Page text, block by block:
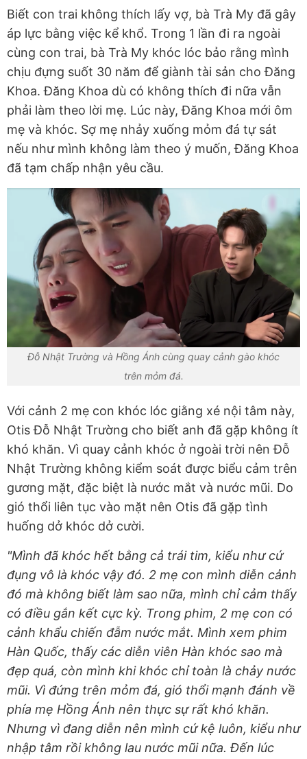
Biết con trai không thích lấy vợ, bà Trà My đã gây
áp lực bằng việc kể khổ. Trong 1 lần đi ra ngoài
cùng con trai, bà Trà My khóc lóc bảo rằng mình
chịu đựng suốt 30 năm để giành tài sản cho Đăng
Khoa. Đăng Khoa dù có không thích đi nữa vẫn
phải làm theo lời mẹ. Lúc này, Đăng Khoa mới ôm
mẹ và khóc. Sợ mẹ nhảy xuống mỏm đá tự sát
nếu như mình không làm theo ý muốn, Đăng Khoa
đã tạm chấp nhận yêu cầu.
Đỗ Nhật Trường và Hồng Ánh cùng quay cảnh gào khóc
trên mỏm đá.
Với cảnh 2 mẹ con khóc lóc giằng xé nội tâm này,
Otis Đỗ Nhật Trường cho biết anh đã gặp không ít
khó khăn. Vì quay cảnh khóc ở ngoài trời nên Đỗ
Nhật Trường không kiểm soát được biểu cảm trên
gương mặt, đặc biệt là nước mắt và nước mũi. Do
gió thổi liên tục vào mặt nên Otis đã gặp tình
huống dở khóc dở cười.
"Mình đã khóc hết bằng cả trái tim, kiểu như cứ
đụng vô là khóc vậy đó. 2 mẹ con mình diễn cảnh
đó mà không biết làm sao nữa, mình chỉ cảm thấy
có điều gắn kết cực kỳ. Trong phim, 2 mẹ con có
cảnh khẩu chiến đẫm nước mắt. Mình xem phim
Hàn Quốc, thấy các diễn viên Hàn khóc sao mà
đẹp quá, còn mình khi khóc chỉ toàn là chảy nước
mũi. Vì đứng trên mỏm đá, gió thổi mạnh đánh về
phía mẹ Hồng Ánh nên thực sự rất khó khăn.
Nhưng vì đang diễn nên mình cứ kệ luôn, kiểu như
nhập tâm rồi không lau nước mũi nữa. Đến lúc